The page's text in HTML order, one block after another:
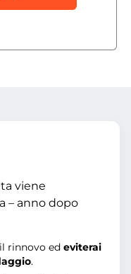
viene
– anno dopo
rinnovo edeviterai
.